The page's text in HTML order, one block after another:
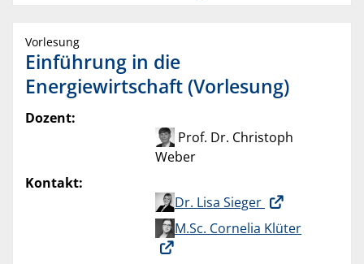
Vorlesung
Einführung in die
Energiewirtschaft (Vorlesung)
Dozent:
Prof. Dr. Christoph
Weber
Kontakt:
Dr. Lisa Sieger
M.Sc. Cornelia Klüter